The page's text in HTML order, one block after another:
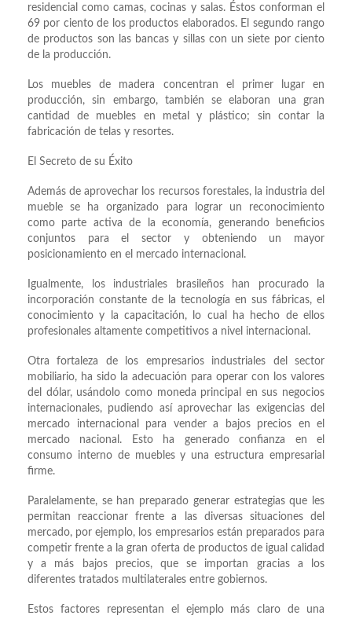
residencial como camas, cocinas y salas. Éstos conforman el
69 por ciento de los productos elaborados. El segundo rango
de productos son las bancas y sillas con un siete por ciento
de la producción.
Los muebles de madera concentran el primer lugar en
producción, sin embargo, también se elaboran una gran
cantidad de muebles en metal y plástico; sin contar la
fabricación de telas y resortes.
El Secreto de su Éxito
Además de aprovechar los recursos forestales, la industria del
mueble se ha organizado para lograr un reconocimiento
como parte activa de la economía, generando beneficios
conjuntos para el sector y obteniendo un mayor
posicionamiento en el mercado internacional.
Igualmente, los industriales brasileños han procurado la
incorporación constante de la tecnología en sus fábricas, el
conocimiento y la capacitación, lo cual ha hecho de ellos
profesionales altamente competitivos a nivel internacional.
Otra fortaleza de los empresarios industriales del sector
mobiliario, ha sido la adecuación para operar con los valores
del dólar, usándolo como moneda principal en sus negocios
internacionales, pudiendo así aprovechar las exigencias del
mercado internacional para vender a bajos precios en el
mercado nacional. Esto ha generado confianza en el
consumo interno de muebles y una estructura empresarial
firme.
Paralelamente, se han preparado generar estrategias que les
permitan reaccionar frente a las diversas situaciones del
mercado, por ejemplo, los empresarios están preparados para
competir frente a la gran oferta de productos de igual calidad
y a más bajos precios, que se importan gracias a los
diferentes tratados multilaterales entre gobiernos.
Estos factores representan el ejemplo más claro de una